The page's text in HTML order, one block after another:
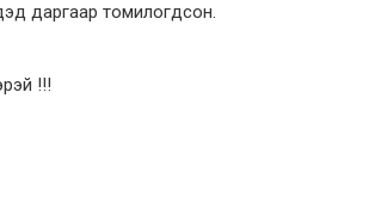
даргаар томилогдсон.
!!!